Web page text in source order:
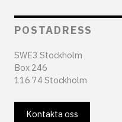
POSTADRESS
SWE3 Stockholm
Box 246
116 74 Stockholm
Kontakta oss